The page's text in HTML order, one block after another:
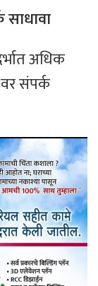
साधावा
अधिक
संपर्क